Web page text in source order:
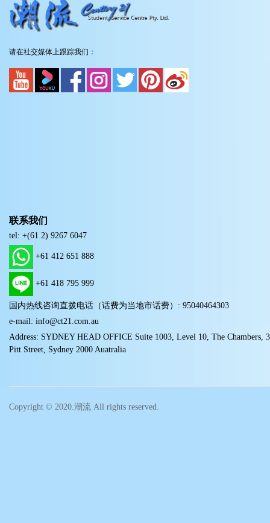
请在社交媒体上跟踪我们：
联系我们
tel: +(61 2) 9267 6047
+61 412 651 888
+61 418 795 999
国内热线咨询直拨电话（话费为当地市话费）: 95040464303
e-mail: info@ct21.com.au
Address: SYDNEY HEAD OFFICE Suite 1003, Level 10, The Chambers,
Pitt Street, Sydney 2000 Auatralia
Copyright © 2020.潮流 All rights reserved.